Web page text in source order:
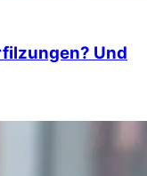
Und